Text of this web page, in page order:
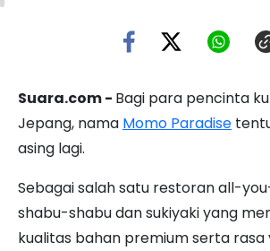
Suara.com - Bagi para pencinta
Jepang, nama Momo Paradise
asing lagi.
Sebagai salah satu restoran all-
shabu-shabu dan sukiyaki yang
kualitas bahan premium serta rasa